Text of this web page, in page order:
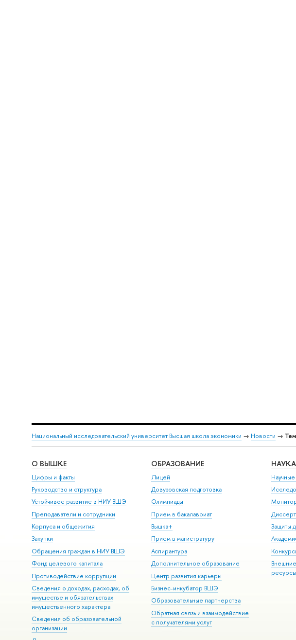
Национальный исследовательский университет Высшая школа экономики → Новости →
О ВЫШКЕ
Цифры и факты
Руководство и структура
Устойчивое развитие в НИУ ВШЭ
Преподаватели и сотрудники
Корпуса и общежития
Закупки
Обращения граждан в НИУ ВШЭ
Фонд целевого капитала
Противодействие коррупции
Сведения о доходах, расходах, об
имуществе и обязательствах
имущественного характера
Сведения об образовательной
организации
ОБРАЗОВАНИЕ
Лицей
Довузовская подготовка
Олимпиады
Прием в бакалавриат
Вышка+
Прием в магистратуру
Аспирантура
Дополнительное образование
Центр развития карьеры
Бизнес-инкубатор ВШЭ
Образовательные партнерства
Обратная связь и взаимодействие
с получателями услуг
НАУКА
Защиты
ресурсы